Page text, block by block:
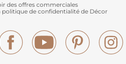
des offres commerciales
politique de confidentialité de Décor
Facebook YouTube Pinterest